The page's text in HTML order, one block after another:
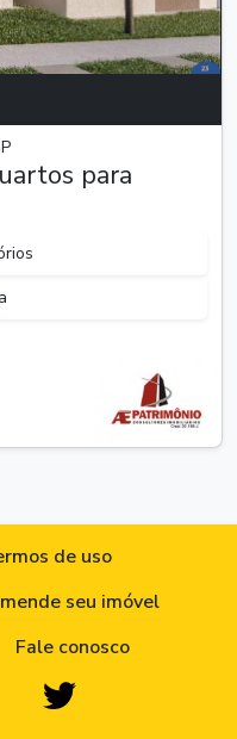
para
de uso
seu imóvel
Fale conosco